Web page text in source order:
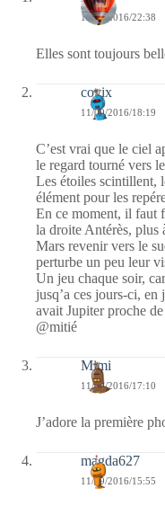
11/09/2016/22:38
Elles sont toujours
covix
11/09/2016/18:19
C’est vrai que le ciel
le regard tourné vers
Les étoiles scintillent,
élément pour les
En ce moment, il faut
la droite Antérès, plus
Mars revenir vers le
perturbe un peu leur
Un jeu chaque soir,
jusq’a ces jours-ci,
avait Jupiter proche
@mitié
Mimi
11/09/2016/17:10
J’adore la première
magda627
11/09/2016/15:55